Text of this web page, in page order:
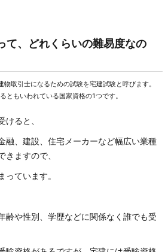
て、どれくらいの難易度なの
取引士になるための試験を宅建試験と呼びます。
ともいわれている国家資格の1つです。
けると、
融、建設、住宅メーカーなど幅広い業種
きますので、
っています。
齢や性別、学歴などに関係なく誰でも受